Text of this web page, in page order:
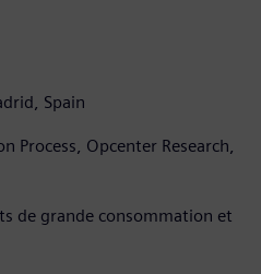
Spain
Process, Opcenter Research,
de grande consommation et